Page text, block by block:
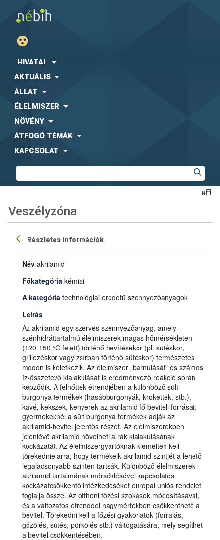
HIVATAL
AKTUÁLIS
ÁLLAT
ÉLELMISZER
NÖVÉNY
ÁTFOGÓ TÉMÁK
KAPCSOLAT
Veszélyzóna
Részletes információk
Név akrilamid
Főkategória kémiai
Alkategória technológiai eredetű szennyezőanyagok
Leírás
Az akrilamid egy szerves szennyezőanyag, amely
szénhidráttartalmú élelmiszerek magas hőmérsékleten
(120-150 °C felett) történő hevítésekor (pl. sütéskor,
grillezéskor vagy zsírban történő sütéskor) természetes
módon is keletkezik. Az élelmiszer „barnulását” és számos
íz-összetevő kialakulását is eredményező reakció során
képződik. A felnőttek étrendjében a különböző sült
burgonya termékek (hasábburgonyák, krokettek, stb.),
kávé, kekszek, kenyerek az akrilamid fő beviteli forrásai;
gyermekeknél a sült burgonya termékek adják az
akrilamid-bevitel jelentős részét. Az élelmiszerekben
jelenlévő akrilamid növelheti a rák kialakulásának
kockázatát. Az élelmiszergyártóknak kiemelten kell
törekednie arra, hogy termékeik akrilamid szintjét a lehető
legalacsonyabb szinten tartsák. Különböző élelmiszerek
akrilamid tartalmának mérséklésével kapcsolatos
kockázatcsökkentő intézkedéséket európai uniós rendelet
foglalja össze. Az otthoni főzési szokások módosításával,
és a változatos étrenddel nagymértékben csökkenthető a
bevitel. Törekedni kell a főzési gyakorlatok (forralás,
gőzölés, sütés, pörkölés stb.) váltogatására, mely segíthet
a bevitel csökkentésében.